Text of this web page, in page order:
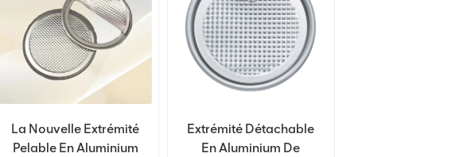
La Nouvelle Extrémité
Pelable En Aluminium
Extrémité Détachable
En Aluminium De